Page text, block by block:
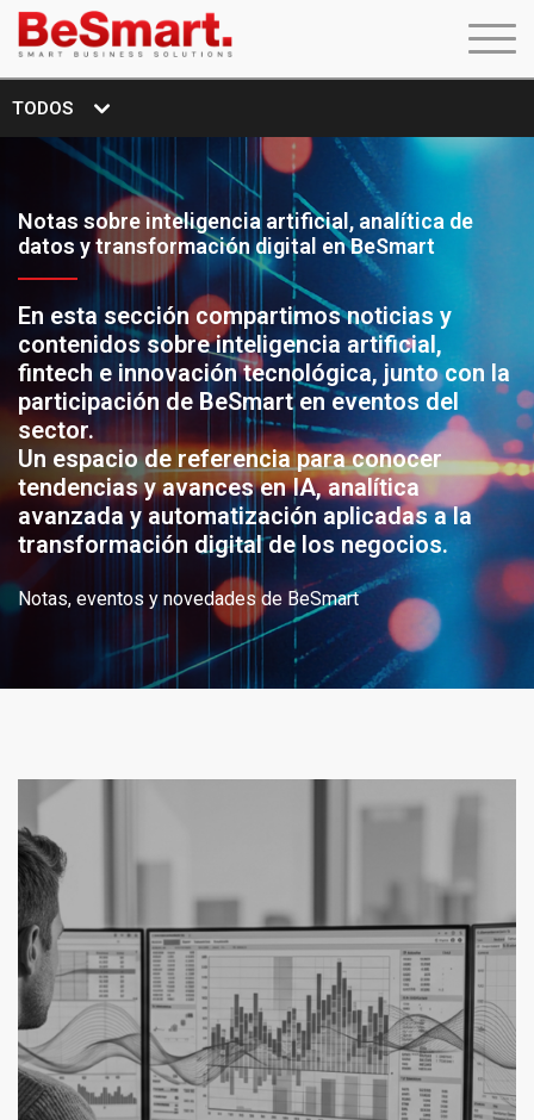
TODOS
Notas sobre inteligencia artificial, analítica de
datos y transformación digital en BeSmart
En esta sección compartimos noticias y
contenidos sobre inteligencia artificial,
fintech e innovación tecnológica, junto con la
participación de BeSmart en eventos del
sector.
Un espacio de referencia para conocer
tendencias y avances en IA, analítica
avanzada y automatización aplicadas a la
transformación digital de los negocios.
Notas, eventos y novedades de BeSmart